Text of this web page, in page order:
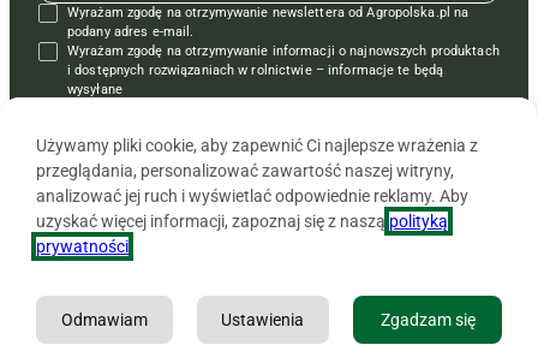
Polityka prywatności
Reklama
Krzyżówki
Wyrażam zgodę na otrzymywanie newslettera od Agropolska.pl na
podany adres e-mail.
Wyrażam zgodę na otrzymywanie informacji o najnowszych produktach
i dostępnych rozwiązaniach w rolnictwie – informacje te będą
wysyłane
Copyright © 2026 Agencja Promocji Rolnictwa i Agrobiznesu APRA
Używamy pliki cookie, aby zapewnić Ci najlepsze wrażenia z
przeglądania, personalizować zawartość naszej witryny,
analizować jej ruch i wyświetlać odpowiednie reklamy. Aby
uzyskać więcej informacji, zapoznaj się z naszą polityką
prywatności
Zgadzam się
Ustawienia
Odmawiam